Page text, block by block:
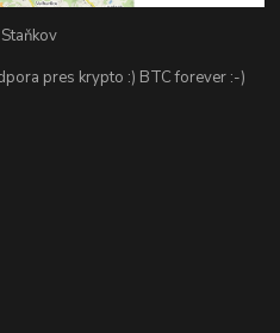
pres krypto :) BTC forever :-)